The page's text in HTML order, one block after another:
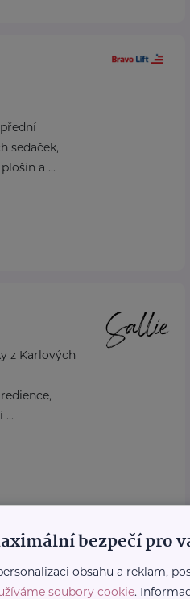
sedaček,
a ...
z Karlových
...
bezpečí pro
obsahu a reklam,
soubory cookie.